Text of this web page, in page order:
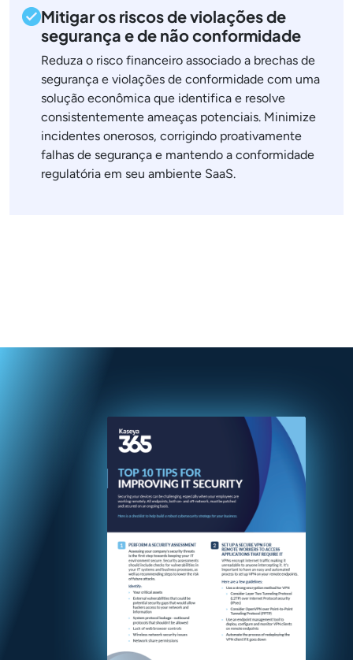
Mitigar os riscos de violações de
segurança e de não conformidade
Reduza o risco financeiro associado a brechas de
segurança e violações de conformidade com uma
solução econômica que identifica e resolve
consistentemente ameaças potenciais. Minimize
incidentes onerosos, corrigindo proativamente
falhas de segurança e mantendo a conformidade
regulatória em seu ambiente SaaS.